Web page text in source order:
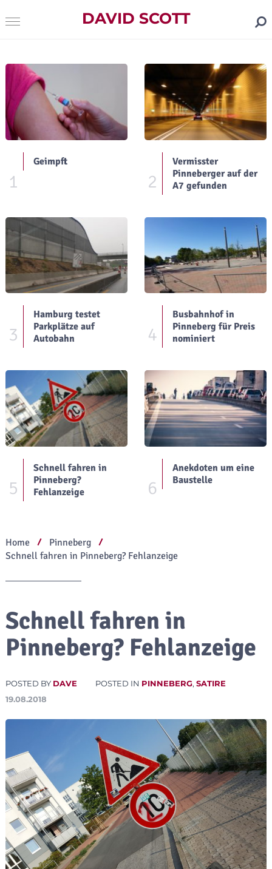
DAVID SCOTT
1
Geimpft
2
Vermisster
Pinneberger auf der
A7 gefunden
3
Hamburg testet
Parkplätze auf
Autobahn
4
Busbahnhof in
Pinneberg für Preis
nominiert
5
Schnell fahren in
Pinneberg?
Fehlanzeige
6
Anekdoten um eine
Baustelle
Home
Pinneberg
Schnell fahren in Pinneberg? Fehlanzeige
Schnell fahren in
Pinneberg? Fehlanzeige
POSTED BY DAVE POSTED IN PINNEBERG, SATIRE
19.08.2018